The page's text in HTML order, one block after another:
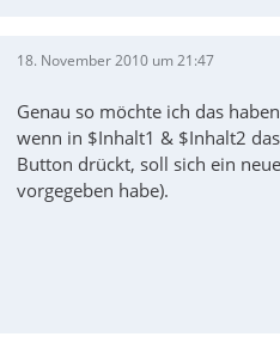
18. November 2010 um 21:47
Genau so möchte ich das
wenn in $Inhalt1 & $Inhalt2
Button drückt, soll sich ein
vorgegeben habe).